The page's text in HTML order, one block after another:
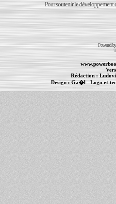
Pour soutenir le développement
Powered
Rédaction :
Design :Ga�l- Logo et
Informations :